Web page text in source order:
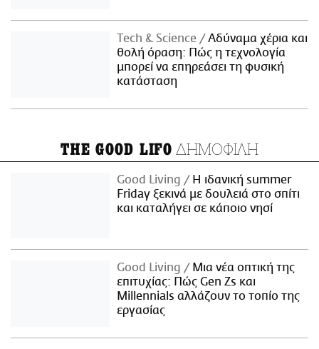
Τech & Science
Αδύναμα χέρια και
θολή όραση: Πώς η τεχνολογία
μπορεί να επηρεάσει τη φυσική
κατάσταση
THE GOOD LIFO ΔΗΜΟΦΙΛΗ
Good Living
Η ιδανική summer
Friday ξεκινά με δουλειά στο σπίτι
και καταλήγει σε κάποιο νησί
Good Living
Μια νέα οπτική της
επιτυχίας: Πώς Gen Zs και
Millennials αλλάζουν το τοπίο της
εργασίας